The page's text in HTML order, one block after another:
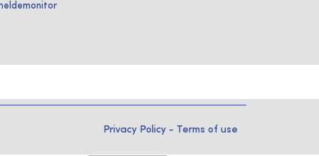
Privacy Policy - Terms of use